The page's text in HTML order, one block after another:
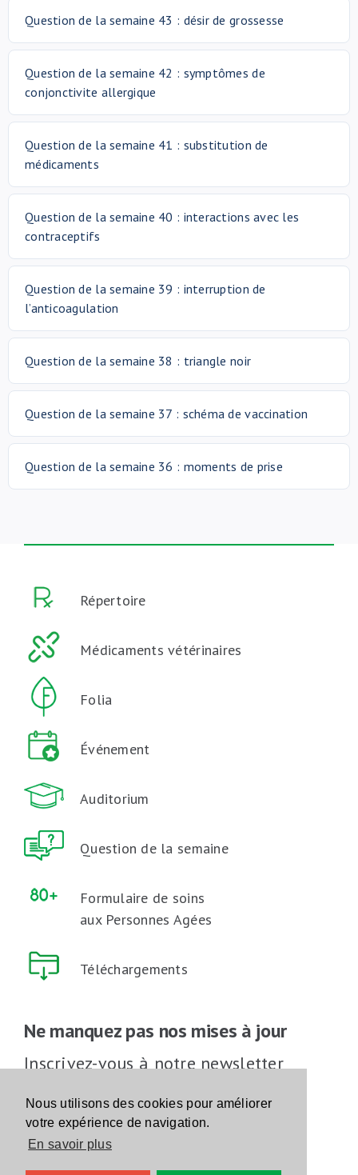
Nous utilisons des cookies pour améliorer
votre expérience de navigation.
En savoir plus
Question de la semaine 43 : désir de grossesse
Question de la semaine 42 : symptômes de
conjonctivite allergique
Question de la semaine 41 : substitution de
médicaments
Question de la semaine 40 : interactions avec les
contraceptifs
Question de la semaine 39 : interruption de
l’anticoagulation
Question de la semaine 38 : triangle noir
Question de la semaine 37 : schéma de vaccination
Question de la semaine 36 : moments de prise
Répertoire
Médicaments vétérinaires
Folia
Événement
Auditorium
Question de la semaine
Formulaire de soins
aux Personnes Agées
Téléchargements
Ne manquez pas nos mises à jour
Inscrivez-vous à notre newsletter
Inscrivez-vous
Suivez-nous sur les réseaux sociaux